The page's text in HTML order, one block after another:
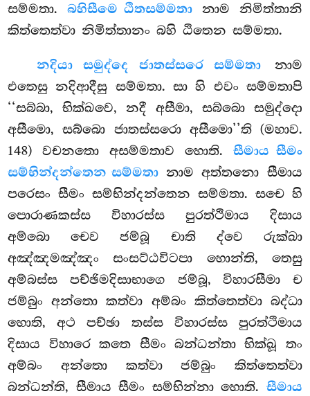
සම්මතා.බහිසීමෙ ඨිතසම්මතා නාම නිමිත්තානි
කිත්තෙත්වා නිමිත්තානං බහි ඨිතෙන සම්මතා.
නදියා සමුද්දෙ ජාතස්සරෙ සම්මතානාම
එතෙසු නදිආදීසු සම්මතා. සා හි එවං සම්මතාපි
‘‘සබ්බා, භික්ඛවෙ, නදී අසීමා, සබ්බො සමුද්දො
අසීමො, සබ්බො ජාතස්සරො අසීමො’’ති (මහාව.
148) වචනතො අසම්මතාව හොති. සීමාය සීමං
සම්භින්දන්තෙන සම්මතානාම අත්තනො සීමාය
පරෙසං සීමං සම්භින්දන්තෙන සම්මතා. සචෙ හි
පොරාණකස්ස විහාරස්ස පුරත්ථිමාය දිසාය
අම්බො චෙව ජම්බූ චාති ද්වෙ රුක්ඛා
අඤ්ඤමඤ්ඤං සංසට්ඨවිටපා හොන්ති, තෙසු
අම්බස්ස පච්ඡිමදිසාභාගෙ ජම්බූ, විහාරසීමා ච
ජම්බුං අන්තො කත්වා අම්බං කිත්තෙත්වා බද්ධා
හොති, අථ පච්ඡා තස්ස විහාරස්ස පුරත්ථිමාය
දිසාය විහාරෙ කතෙ සීමං බන්ධන්තා භික්ඛූ තං
අම්බං අන්තො කත්වා ජම්බුං කිත්තෙත්වා
බන්ධන්ති, සීමාය සීමං සම්භින්නා හොති. සීමාය